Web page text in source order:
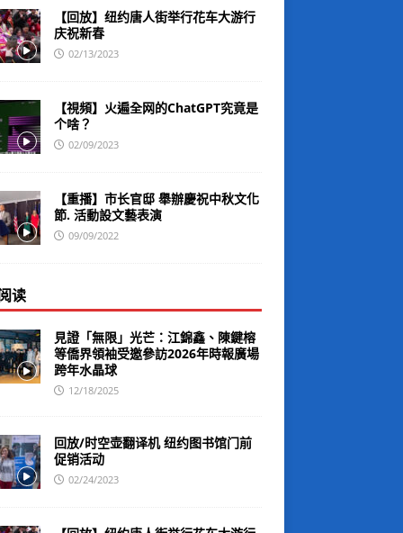
【回放】纽约唐人街举行花车大游行
庆祝新春
02/13/2023
【視頻】火遍全网的ChatGPT究竟是
个啥？
02/09/2023
【重播】市长官邸 舉辦慶祝中秋文化
節. 活動設文藝表演
09/09/2022
读
見證「無限」光芒：江錦鑫、陳鍵榕
等僑界領袖受邀參訪2026年時報廣場
跨年水晶球
12/18/2025
回放/时空壶翻译机 纽约图书馆门前
促销活动
02/24/2023